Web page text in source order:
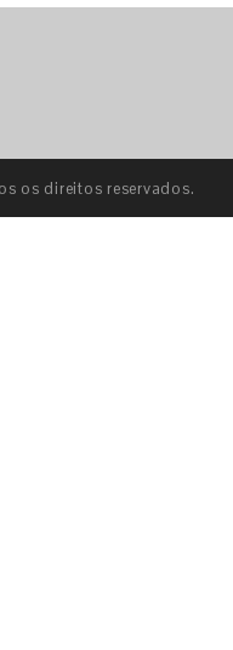
os direitos reservados.